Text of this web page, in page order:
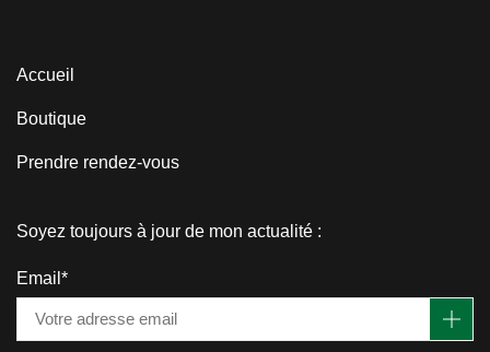
Accueil
Boutique
Prendre rendez-vous
Soyez toujours à jour de mon actualité :
Email*